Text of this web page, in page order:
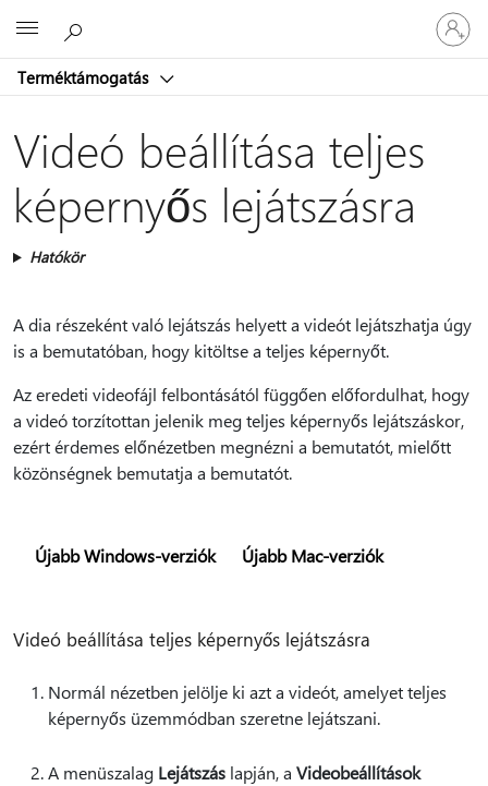
Terméktámogatás
be
a
Videó beállítása teljes
képernyős lejátszásra
Hatókör
A dia részeként való lejátszás helyett a videót lejátszhatja úgy
is a bemutatóban, hogy kitöltse a teljes képernyőt.
Az eredeti videofájl felbontásától függően előfordulhat, hogy
a videó torzítottan jelenik meg teljes képernyős lejátszáskor,
ezért érdemes előnézetben megnézni a bemutatót, mielőtt
közönségnek bemutatja a bemutatót.
Újabb Windows-verziók Újabb Mac-verziók
Videó beállítása teljes képernyős lejátszásra
Normál nézetben jelölje ki azt a videót, amelyet teljes
képernyős üzemmódban szeretne lejátszani.
A menüszalag Lejátszás lapján, a Videobeállítások